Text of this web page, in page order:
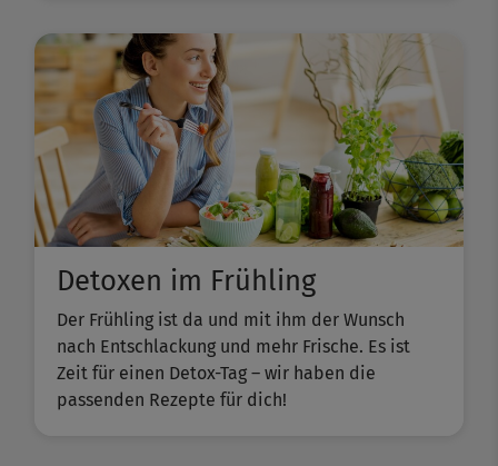
Detoxen im Frühling
Der Frühling ist da und mit ihm der Wunsch
nach Entschlackung und mehr Frische. Es ist
Zeit für einen Detox-Tag – wir haben die
passenden Rezepte für dich!